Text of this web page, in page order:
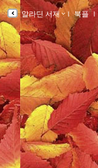
알라딘 서재 ｌ북플ｌ